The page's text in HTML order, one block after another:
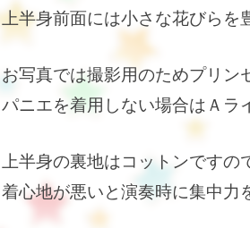
上半身前面には小さな花びらを
お写真では撮影用のためプリン
パニエを着用しない場合はＡラ
上半身の裏地はコットンです
着心地が悪いと演奏時に集中力